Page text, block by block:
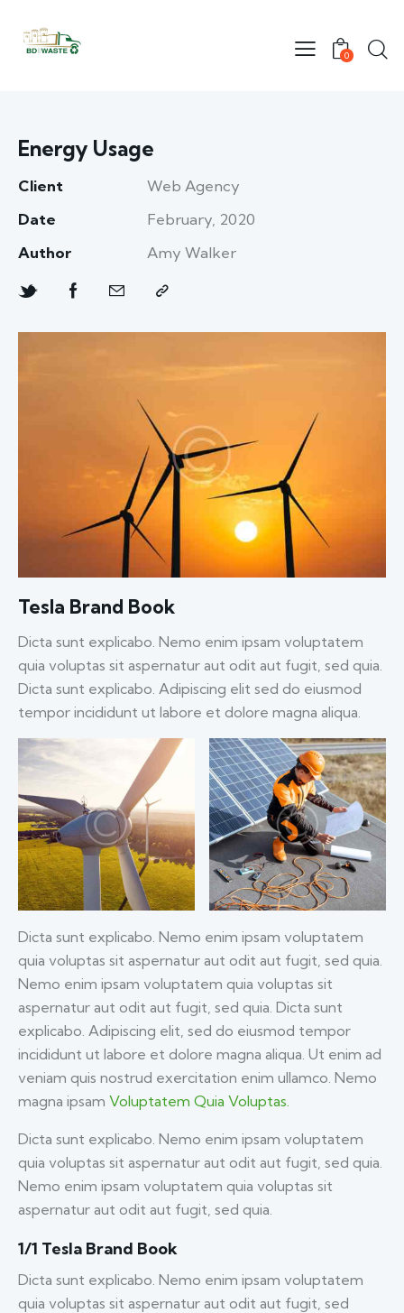
0
Energy Usage
Client
Web Agency
Date
February, 2020
Author
Amy Walker
Tesla Brand Book
Dicta sunt explicabo. Nemo enim ipsam voluptatem
quia voluptas sit aspernatur aut odit aut fugit, sed quia.
Dicta sunt explicabo. Adipiscing elit sed do eiusmod
tempor incididunt ut labore et dolore magna aliqua.
Dicta sunt explicabo. Nemo enim ipsam voluptatem
quia voluptas sit aspernatur aut odit aut fugit, sed quia.
Nemo enim ipsam voluptatem quia voluptas sit
aspernatur aut odit aut fugit, sed quia. Dicta sunt
explicabo. Adipiscing elit, sed do eiusmod tempor
incididunt ut labore et dolore magna aliqua. Ut enim ad
veniam quis nostrud exercitation enim ullamco. Nemo
magna ipsam Voluptatem Quia Voluptas.
Dicta sunt explicabo. Nemo enim ipsam voluptatem
quia voluptas sit aspernatur aut odit aut fugit, sed quia.
Nemo enim ipsam voluptatem quia voluptas sit
aspernatur aut odit aut fugit, sed quia.
1/1 Tesla Brand Book
Dicta sunt explicabo. Nemo enim ipsam voluptatem
quia voluptas sit aspernatur aut odit aut fugit, sed